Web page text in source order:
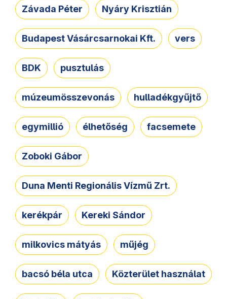
Závada Péter Nyáry Krisztián
Budapest Vásárcsarnokai Kft. vers
BDK pusztulás
múzeumösszevonás hulladékgyűjtő
egymillió élhetőség facsemete
Zoboki Gábor
Duna Menti Regionális Vízmű Zrt.
kerékpár Kereki Sándor
milkovics mátyás műjég
bacsó béla utca Közterület használat